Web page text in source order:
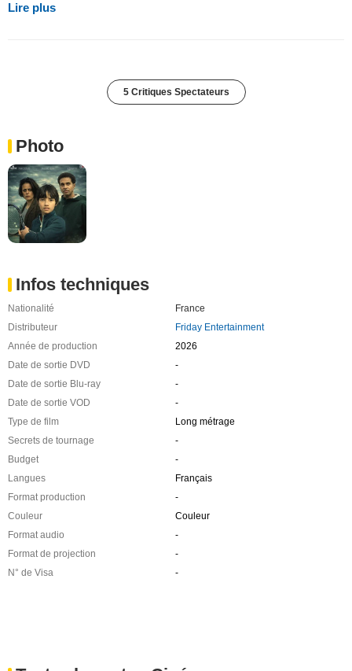
Lire plus
5 Critiques Spectateurs
Photo
Infos techniques
Nationalité
France
Distributeur
Friday Entertainment
Année de production
2026
Date de sortie DVD
-
Date de sortie Blu-ray
-
Date de sortie VOD
-
Type de film
Long métrage
Secrets de tournage
-
Budget
-
Langues
Français
Format production
-
Couleur
Couleur
Format audio
-
Format de projection
-
N° de Visa
-